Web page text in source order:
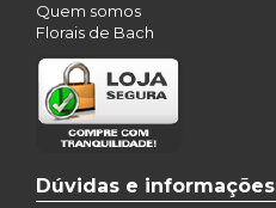
Quem somos
Florais de Bach
Dúvidas e informações